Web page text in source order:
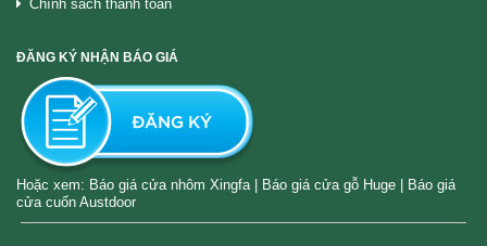
Chính sách thanh toán
ĐĂNG KÝ NHẬN BÁO GIÁ
Hoặc xem: Báo giá cửa nhôm Xingfa Báo giá cửa gỗ Huge
Báo giá
cửa cuốn Austdoor